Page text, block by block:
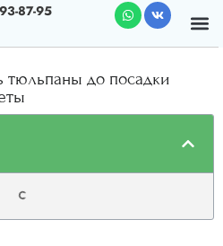
87-95
тюльпаны до посадки